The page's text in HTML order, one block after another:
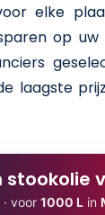
elke
op
laagste
stookolie
· voor 1000 L in